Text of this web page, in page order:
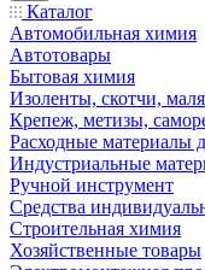
Каталог
Автомобильная химия
Автотовары
Бытовая химия
Изоленты, скотчи,
Крепеж, метизы,
Расходные материалы
Индустриальные
Ручной инструмент
Средства
Строительная химия
Хозяйственные товары